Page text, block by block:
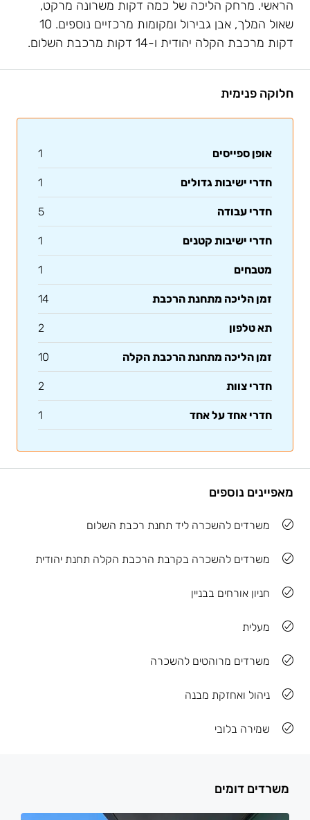
הראשי. מרחק הליכה של כמה דקות משרונה מרקט,
שאול המלך, אבן גבירול ומקומות מרכזיים נוספים. 10
דקות מרכבת הקלה יהודית ו-14 דקות מרכבת השלום.
חלוקה פנימית
אופן ספייסים 1
חדרי ישיבות גדולים 1
חדרי עבודה 5
חדרי ישיבות קטנים 1
מטבחים 1
זמן הליכה מתחנת הרכבת 14
תא טלפון 2
זמן הליכה מתחנת הרכבת הקלה 10
חדרי צוות 2
חדרי אחד על אחד 1
מאפיינים נוספים
משרדים להשכרה ליד תחנת רכבת השלום
משרדים להשכרה בקרבת הרכבת הקלה תחנת יהודית
חניון אורחים בבניין
מעלית
משרדים מרוהטים להשכרה
ניהול ואחזקת מבנה
שמירה בלובי
משרדים דומים